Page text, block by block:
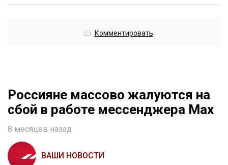
Комментировать
Россияне массово жалуются на
сбой в работе мессенджера Мax
8 месяцев назад
ВАШИ НОВОСТИ